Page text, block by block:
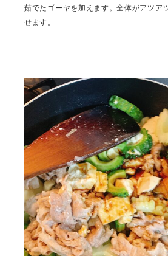
茹でたゴーヤを加えます。全体がアツア
せます。